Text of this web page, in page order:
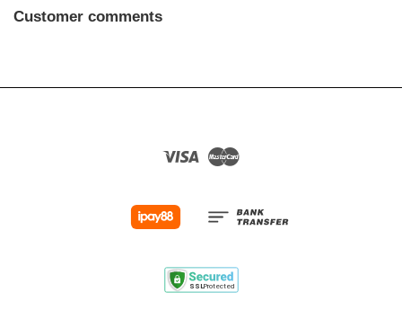
Customer comments
Visa